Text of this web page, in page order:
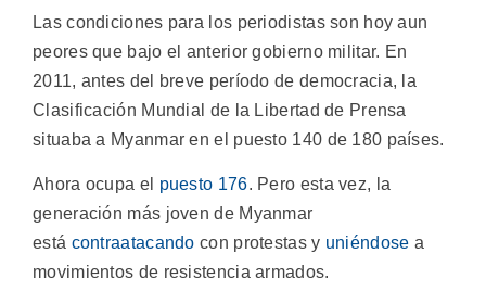
Las condiciones para los periodistas son hoy aun
peores que bajo el anterior gobierno militar. En
2011, antes del breve período de democracia, la
Clasificación Mundial de la Libertad de Prensa
situaba a Myanmar en el puesto 140 de 180 países.
Ahora ocupa el puesto 176. Pero esta vez, la
generación más joven de Myanmar
está contraatacando con protestas y uniéndose a
movimientos de resistencia armados.